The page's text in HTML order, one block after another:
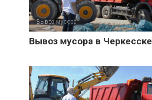
Вывоз мусора
Вывоз мусора в Черкесске